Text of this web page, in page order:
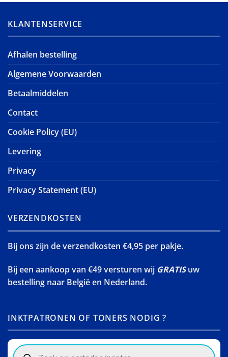
KLANTENSERVICE
Afhalen bestelling
Algemene Voorwaarden
Betaalmiddelen
Contact
Cookie Policy (EU)
Levering
Privacy
Privacy Statement (EU)
VERZENDKOSTEN
Bij ons zijn de verzendkosten €4,95 per pakje.
Bij een aankoop van €49 versturen wij GRATISuw
bestelling naar België en Nederland.
INKTPATRONEN OF TONERS NODIG ?
Products